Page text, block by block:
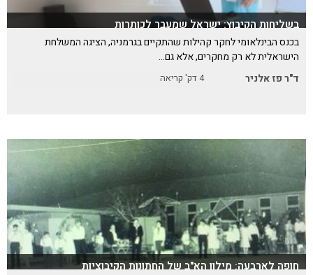
בשליחות הקיבוץ: ישראל שמעבר לכותרות
בכנס הבינלאומי לחקר קהילות שהתקיים בגרמניה, הציגה המשלחת
הישראלית לא רק מחקרים, אלא גם…
ד"ר פז אלניר
4דק' קריאה
חופה לארבעה: מילון הא"ב של החתונות הקיבוציות